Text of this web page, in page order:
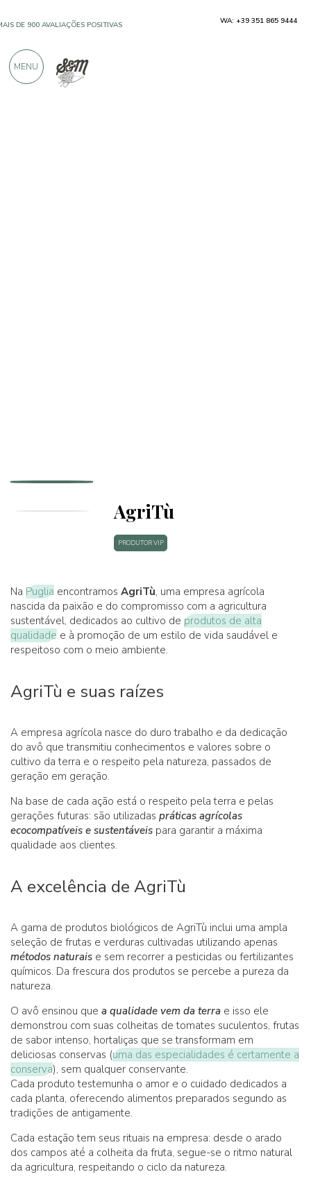
AgriTù
PRODUTOR VIP
Na Puglia encontramos AgriTù, uma empresa agrícola
nascida da paixão e do compromisso com a agricultura
sustentável, dedicados ao cultivo de produtos de alta
qualidade e à promoção de um estilo de vida saudável e
respeitoso com o meio ambiente.
AgriTù e suas raízes
A empresa agrícola nasce do duro trabalho e da dedicação
do avô que transmitiu conhecimentos e valores sobre o
cultivo da terra e o respeito pela natureza, passados de
geração em geração.
Na base de cada ação está o respeito pela terra e pelas
gerações futuras: são utilizadas práticas agrícolas
ecocompatíveis e sustentáveis para garantir a máxima
qualidade aos clientes.
A excelência de AgriTù
A gama de produtos biológicos de AgriTù inclui uma ampla
seleção de frutas e verduras cultivadas utilizando apenas
métodos naturais e sem recorrer a pesticidas ou fertilizantes
químicos. Da frescura dos produtos se percebe a pureza da
natureza.
O avô ensinou que a qualidade vem da terra e isso ele
demonstrou com suas colheitas de tomates suculentos, frutas
de sabor intenso, hortaliças que se transformam em
deliciosas conservas (uma das especialidades é certamente a
conserva), sem qualquer conservante.
Cada produto testemunha o amor e o cuidado dedicados a
cada planta, oferecendo alimentos preparados segundo as
tradições de antigamente.
Cada estação tem seus rituais na empresa: desde o arado
dos campos até a colheita da fruta, segue-se o ritmo natural
da agricultura, respeitando o ciclo da natureza.
DE 900 AVALIAÇÕES POSITIVAS WA: +39 351 865 9444
MENU